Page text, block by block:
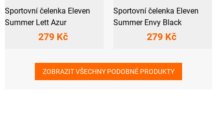
Sportovní čelenka Eleven
Summer Lett Azur
279 Kč
Sportovní čelenka Eleven
Summer Envy Black
279 Kč
ZOBRAZIT VŠECHNY PODOBNÉ PRODUKTY